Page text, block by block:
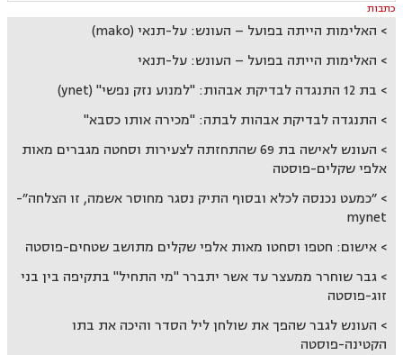
כתבות
האלימות הייתה בפועל – העונש: על-תנאי (mako)
האלימות הייתה בפועל – העונש: על-תנאי
בת 12 התנגדה לבדיקת אבהות: "למנוע נזק נפשי" (ynet)
התנגדה לבדיקת אבהות לבתה: "מכירה אותו כסבא"
העונש לאישה בת 69 שהתחזתה לצעירות וסחטה מגברים מאות
אלפי שקלים-פוסטה
״כמעט נכנסה לכלא ובסוף התיק נסגר מחוסר אשמה, זו הצלחה״-
mynet
אישום: חטפו וסחטו מאות אלפי שקלים מתושב שטחים-פוסטה
גבר שוחרר ממעצר עד אשר יתברר "מי התחיל" בתקיפה בין בני
זוג-פוסטה
העונש לגבר שהפך את שולחן ליל הסדר והיכה את בתו
הקטינה-פוסטה